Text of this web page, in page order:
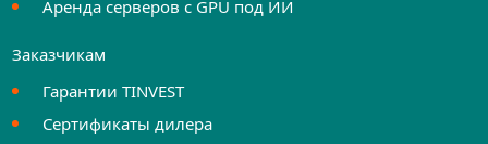
Аренда серверов с GPU под ИИ
Заказчикам
Гарантии TINVEST
Сертификаты дилера